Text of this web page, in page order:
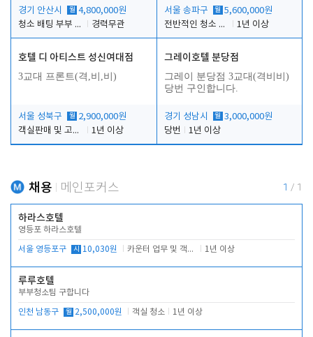
경기 안산시 월 4,800,000원
청소 배팅 부부 구합니다
경력무관
서울 송파구 월 5,600,000원
전반적인 청소 업무(객실청소.객실정리)
1년 이상
호텔 디 아티스트 성신여대점
3교대 프론트(격,비,비)
서울 성북구 월 2,900,000원
객실판매 및 고객응대
1년 이상
그레이호텔 분당점
그레이 분당점 3교대(격비비)
당번 구인합니다.
경기 성남시 월 3,000,000원
당번
1년 이상
채용 메인포커스 1 / 1
하라스호텔
영등포 하라스호텔
서울 영등포구 시 10,030원 카운터 업무 및 객실관리(청소상태 확인, 객실판매) 1년 이상
루루호텔
부부청소팀 구합니다
인천 남동구 월 2,500,000원 객실 청소 1년 이상